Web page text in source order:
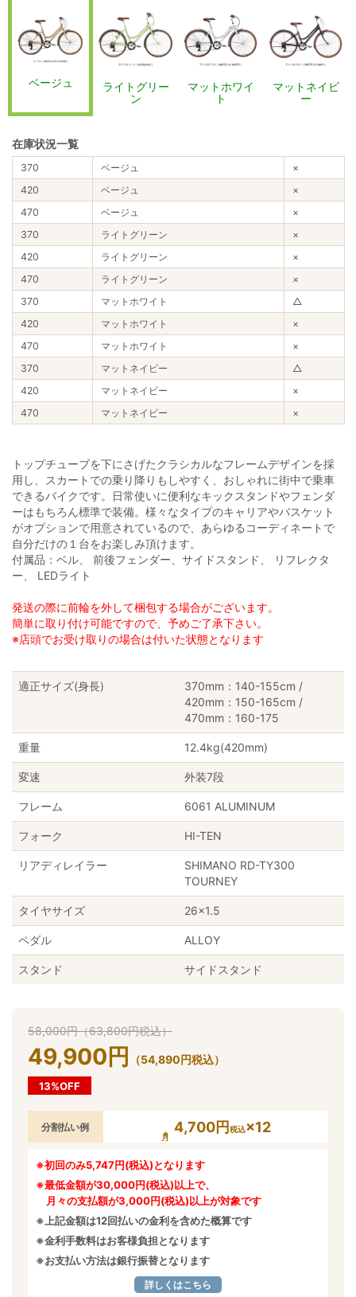
ベージュ
ライトグリー
ン
マットホワイ
ト
マットネイビ
ー
在庫状況一覧
370 ベージュ
×
420
ベージュ
×
470
ベージュ
×
370
ライトグリーン
×
420
ライトグリーン
×
470
ライトグリーン
×
370
マットホワイト
△
420
マットホワイト
×
470
マットホワイト
×
370
マットネイビー
△
420
マットネイビー
×
470
マットネイビー ×
トップチューブを下にさげたクラシカルなフレームデザインを採
用し、スカートでの乗り降りもしやすく、おしゃれに街中で乗車
できるバイクです。日常使いに便利なキックスタンドやフェンダ
ーはもちろん標準で装備。様々なタイプのキャリアやバスケット
がオプションで用意されているので、あらゆるコーディネートで
自分だけの１台をお楽しみ頂けます。
付属品：ベル、 前後フェンダー、サイドスタンド、 リフレクタ
ー、 LEDライト
発送の際に前輪を外して梱包する場合がございます。
簡単に取り付け可能ですので、予めご了承下さい。
※店頭でお受け取りの場合は付いた状態となります
適正サイズ(身長)
370mm：140-155cm /
420mm：150-165cm /
470mm：160-175
重量 12.4kg(420mm)
変速 外装7段
フレーム 6061 ALUMINUM
フォーク HI-TEN
リアディレイラー
SHIMANO RD-TY300
TOURNEY
タイヤサイズ 26×1.5
ペダル ALLOY
スタンド サイドスタンド
58,000円（63,800円税込）
49,900 円 （54,890円税込）
13%OFF
分割払い例 4,700円 税込×12
※初回のみ5,747円(税込)となります
※最低金額が30,000円(税込)以上で、
月々の支払額が3,000円(税込)以上が対象です
※上記金額は12回払いの金利を含めた概算です
※金利手数料はお客様負担となります
※お支払い方法は銀行振替となります
詳しくはこちら